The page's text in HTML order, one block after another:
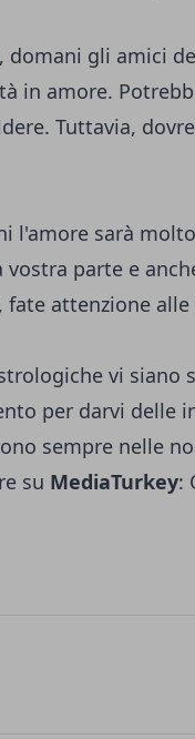
domani gli amici
in amore.
Tuttavia,
l'amore sarà
parte e
attenzione alle
vi siano
per darvi delle
sempre nelle
su MediaTurkey: